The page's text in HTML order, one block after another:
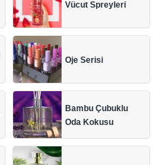
Vücut Spreyleri
Oje Serisi
Bambu Çubuklu
Oda Kokusu